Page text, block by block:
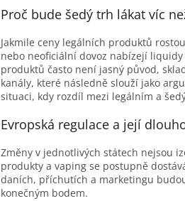
Proč bude šedý trh lákat víc
Jakmile ceny legálních produktů
nebo neoficiální dovoz nabízejí
produktů často není jasný původ,
kanály, které následně slouží jako
situaci, kdy rozdíl mezi legálním a
Evropská regulace a její
Změny v jednotlivých státech nejsou
produkty a vaping se postupně
daních, příchutích a marketingu
konečným bodem.